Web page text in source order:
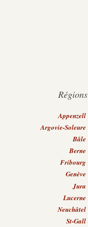
Régions
Appenzell
Argovie-Soleure
Bâle
Berne
Fribourg
Genève
Jura
Lucerne
Neuchâtel
St-Gall